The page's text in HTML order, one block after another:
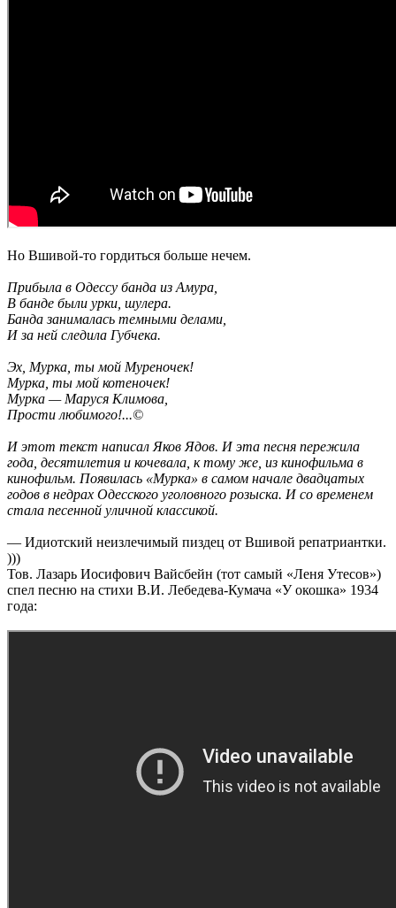
Но Вшивой-то гордиться больше нечем.
Прибыла в Одессу банда из Амура,
В банде были урки, шулера.
Банда занималась темными делами,
И за ней следила Губчека.
Эх, Мурка, ты мой Муреночек!
Мурка, ты мой котеночек!
Мурка — Маруся Климова,
Прости любимого!...©
И этот текст написал Яков Ядов. И эта песня пережила
года, десятилетия и кочевала, к тому же, из кинофильма в
кинофильм. Появилась «Мурка» в самом начале двадцатых
годов в недрах Одесского уголовного розыска. И со временем
стала песенной уличной классикой.
— Идиотский неизлечимый пиздец от Вшивой репатриантки.
)))
Тов. Лазарь Иосифович Вайсбейн (тот самый «Леня Утесов»)
спел песню на стихи В.И. Лебедева-Кумача «У окошка» 1934
года: